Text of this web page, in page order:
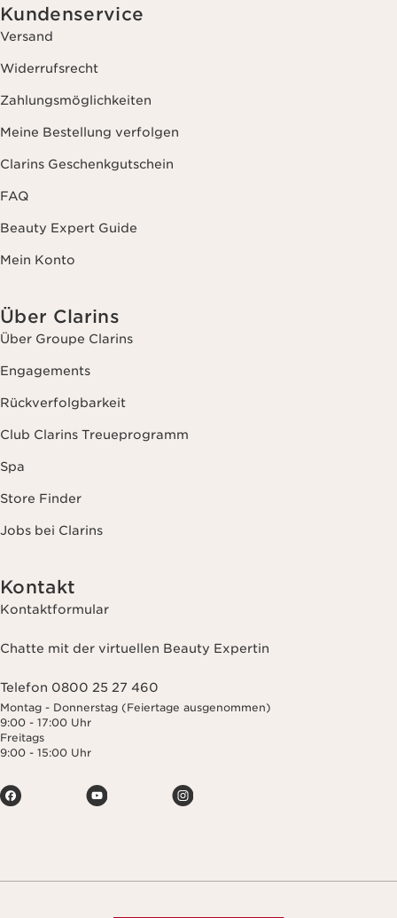
Kundenservice
Versand
Widerrufsrecht
Zahlungsmöglichkeiten
Meine Bestellung verfolgen
Clarins Geschenkgutschein
FAQ
Beauty Expert Guide
Mein Konto
Über Clarins
Über Groupe Clarins
Engagements
Rückverfolgbarkeit
Club Clarins Treueprogramm
Spa
Store Finder
Jobs bei Clarins
Kontakt
Kontaktformular
Chatte mit der virtuellen Beauty Expertin
Telefon 0800 25 27 460
Montag - Donnerstag (Feiertage ausgenommen)
9:00 - 17:00 Uhr
Freitags
9:00 - 15:00 Uhr